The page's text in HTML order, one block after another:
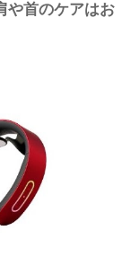
や首のケアはお